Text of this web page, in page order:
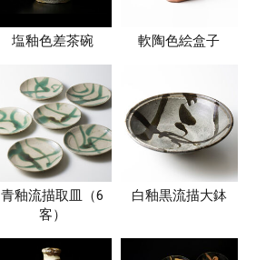
塩釉色差茶碗 軟陶色絵盒子
青釉流描取皿（6
客）
白釉黒流描大鉢